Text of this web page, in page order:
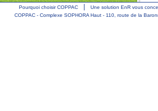
Pourquoi choisir COPPAC Une solution EnR vous
COPPAC - Complexe SOPHORA Haut - 110, route de la